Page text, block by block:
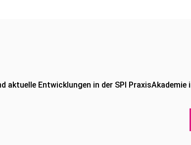
aktuelle Entwicklungen in der SPI